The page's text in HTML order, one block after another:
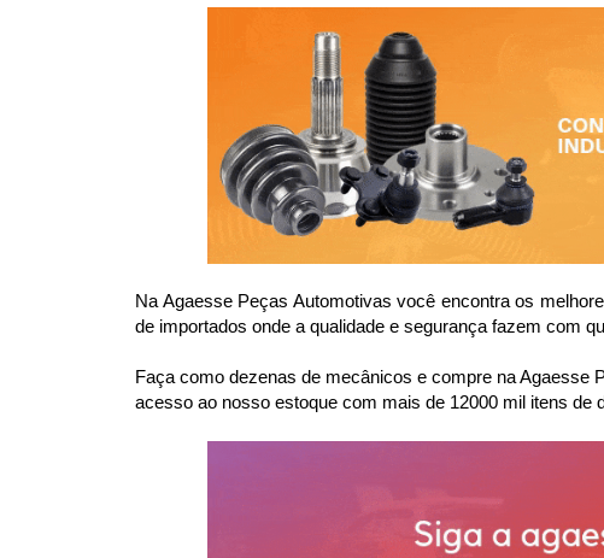
Na Agaesse Peças Automotivas você encontra os
de importados onde a qualidade e segurança fazem com
Faça como dezenas de mecânicos e compre na Agaesse
acesso ao nosso estoque com mais de 12000 mil itens